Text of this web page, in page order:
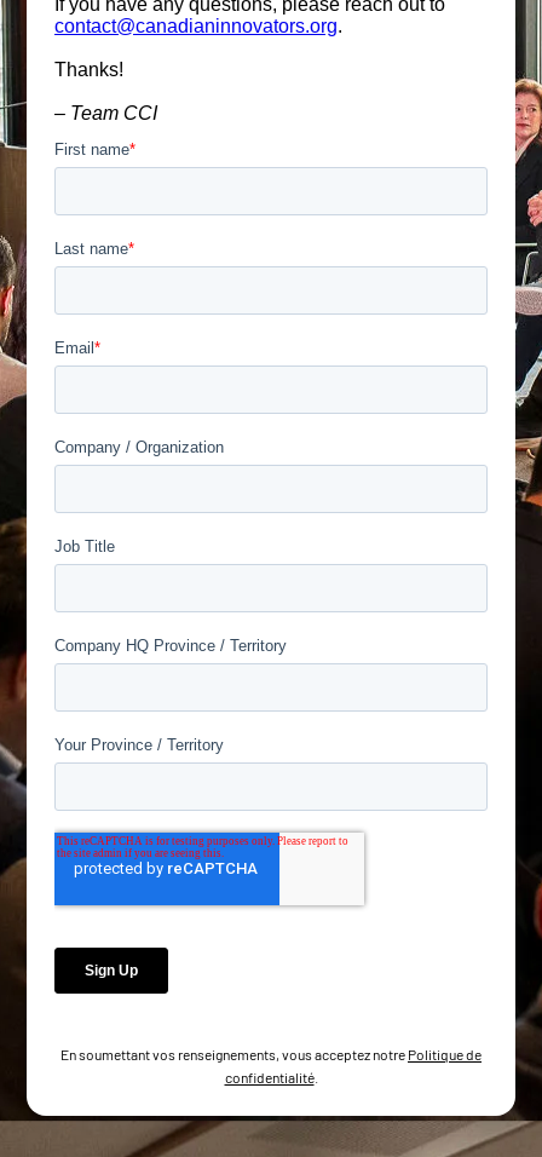
En soumettant vos renseignements, vous acceptez notre Politique de
confidentialité.